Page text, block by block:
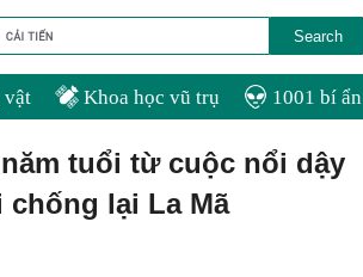
vật Khoa học vũ trụ 1001 bí ẩn
tuổi từ cuộc nổi dậy
lại La Mã